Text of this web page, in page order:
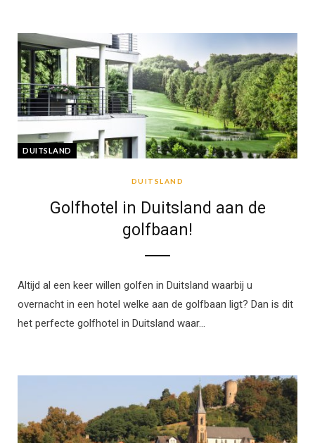
DUITSLAND
DUITSLAND
Golfhotel in Duitsland aan de
golfbaan!
Altijd al een keer willen golfen in Duitsland waarbij u
overnacht in een hotel welke aan de golfbaan ligt? Dan is dit
het perfecte golfhotel in Duitsland waar…